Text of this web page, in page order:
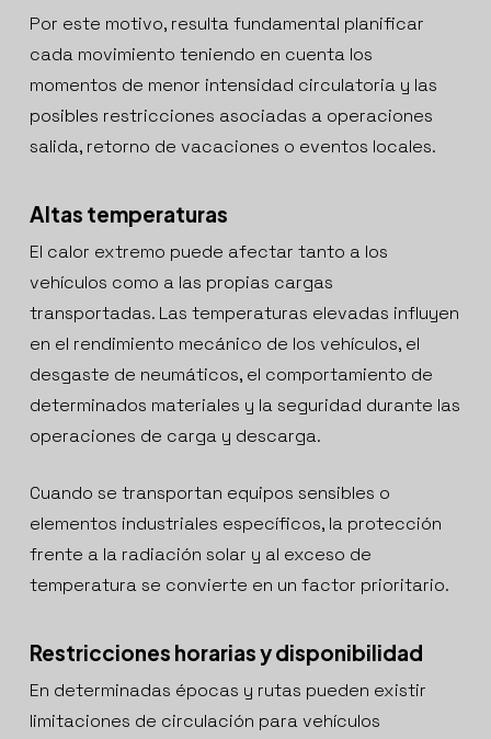
Por este motivo, resulta fundamental planificar
cada movimiento teniendo en cuenta los
momentos de menor intensidad circulatoria y las
posibles restricciones asociadas a operaciones
salida, retorno de vacaciones o eventos locales.
Altas temperaturas
El calor extremo puede afectar tanto a los
vehículos como a las propias cargas
transportadas. Las temperaturas elevadas influyen
en el rendimiento mecánico de los vehículos, el
desgaste de neumáticos, el comportamiento de
determinados materiales y la seguridad durante las
operaciones de carga y descarga.
Cuando se transportan equipos sensibles o
elementos industriales específicos, la protección
frente a la radiación solar y al exceso de
temperatura se convierte en un factor prioritario.
Restricciones horarias y disponibilidad
En determinadas épocas y rutas pueden existir
limitaciones de circulación para vehículos